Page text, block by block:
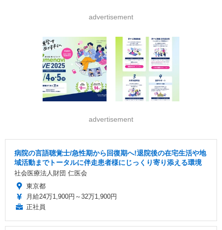
advertisement
advertisement
病院の言語聴覚士/急性期から回復期へ!退院後の在宅生活や地
域活動までトータルに伴走患者様にじっくり寄り添える環境
社会医療法人財団 仁医会
東京都
月給24万1,900円～32万1,900円
正社員